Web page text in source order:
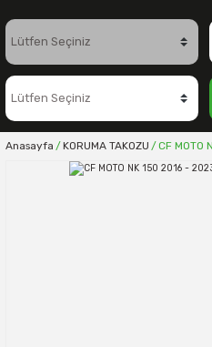
Anasayfa KORUMA TAKOZU CF MOTO